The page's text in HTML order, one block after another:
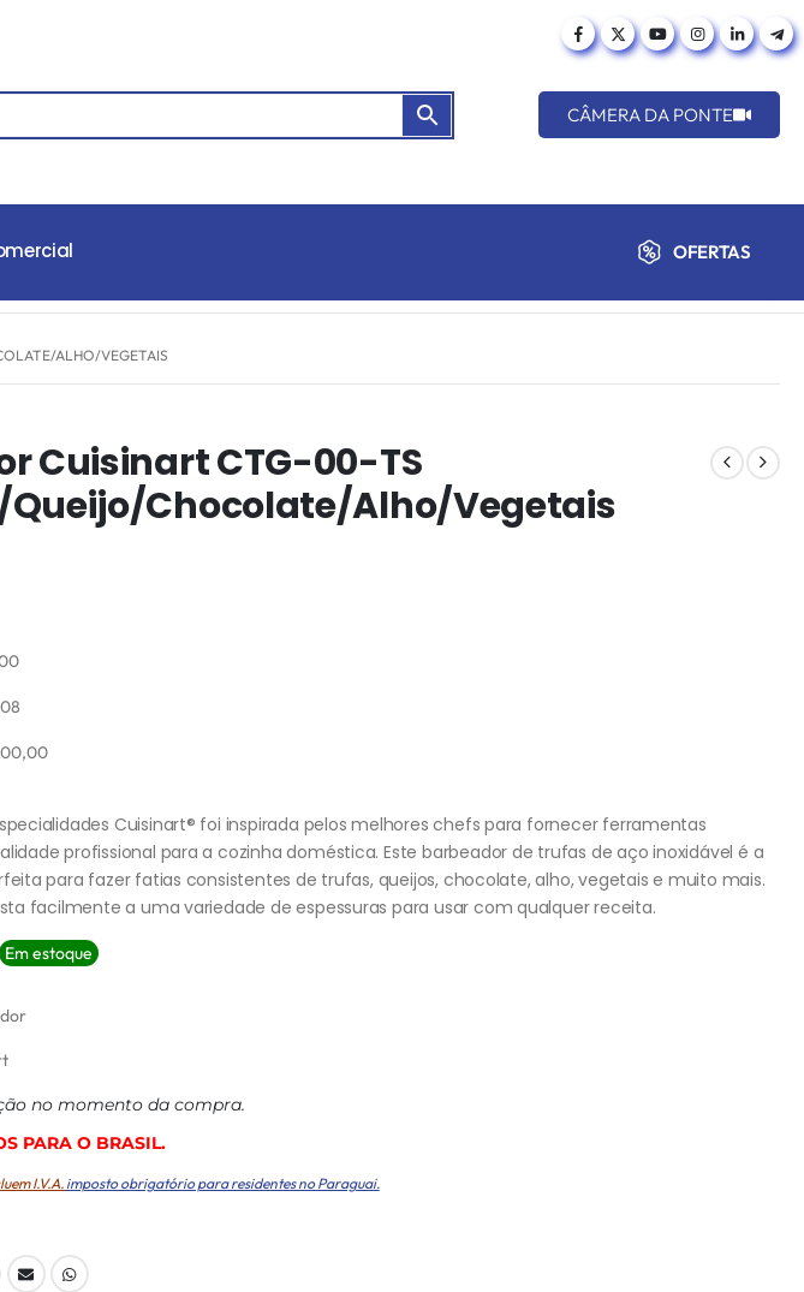
CÂMERA DA PONTE
OFERTAS
ALHO/VEGETAIS
Cuisinart CTG-00-TS
Chocolate/Alho/Vegetais
Cuisinart® foi inspirada pelos melhores chefs para fornecer ferramentas
profissional para a cozinha doméstica. Este barbeador de trufas de aço inoxidável é a
para fazer fatias consistentes de trufas, queijos, chocolate, alho, vegetais e muito mais.
facilmente a uma variedade de espessuras para usar com qualquer receita.
Em estoque
no momento da compra.
PARA O BRASIL.
I.V.A. imposto obrigatório para residentes no Paraguai.